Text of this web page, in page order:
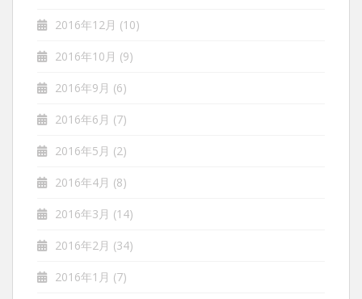
2016年12月 (10)
2016年10月 (9)
2016年9月 (6)
2016年6月 (7)
2016年5月 (2)
2016年4月 (8)
2016年3月 (14)
2016年2月 (34)
2016年1月 (7)